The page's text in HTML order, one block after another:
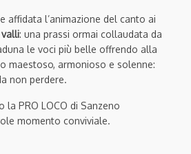
affidata l’animazione del canto ai
: una prassi ormai collaudata da
le voci più belle offrendo alla
maestoso, armonioso e solenne:
non perdere.
la PRO LOCO di Sanzeno
momento conviviale.